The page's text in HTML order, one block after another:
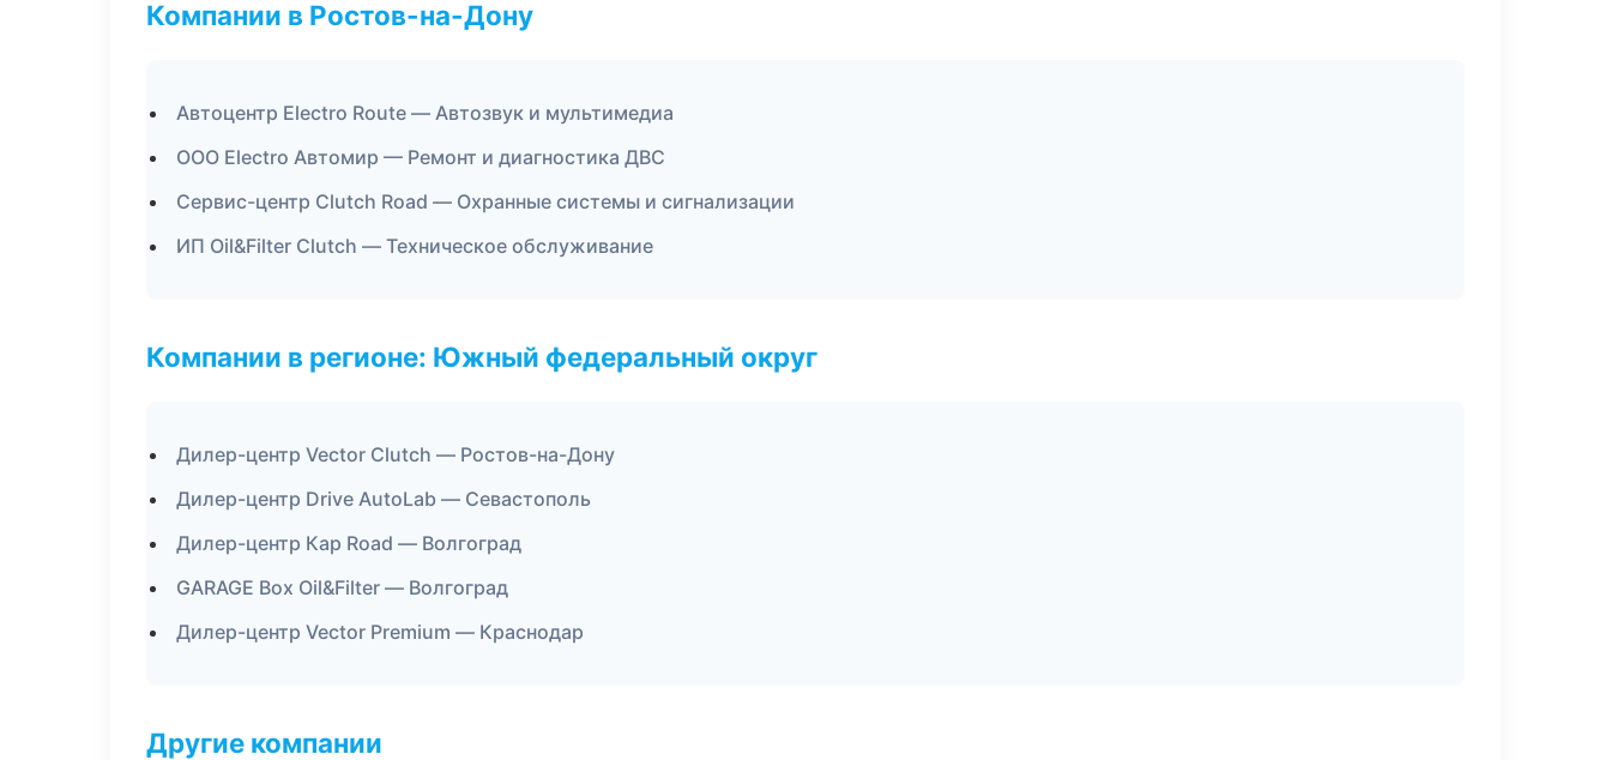
Компании в Ростов-на-Дону
Автоцентр Electro Route — Автозвук и мультимедиа
ООО Electro Автомир — Ремонт и диагностика ДВС
Сервис-центр Clutch Road — Охранные системы и сигнализации
ИП Oil&Filter Clutch — Техническое обслуживание
Компании в регионе: Южный федеральный округ
Дилер-центр Vector Clutch — Ростов-на-Дону
Дилер-центр Drive AutoLab — Севастополь
Дилер-центр Кар Road — Волгоград
GARAGE Box Oil&Filter — Волгоград
Дилер-центр Vector Premium — Краснодар
Другие компании